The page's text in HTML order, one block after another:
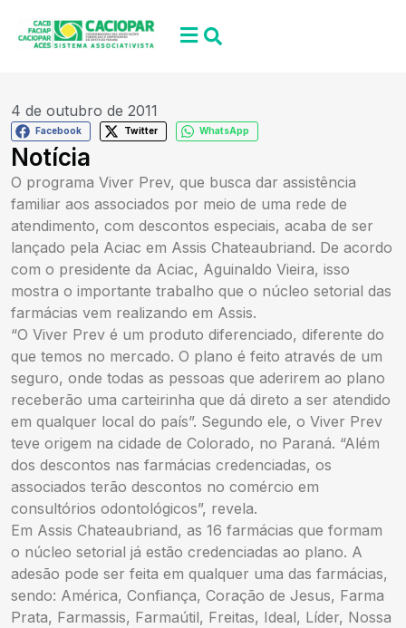
4 de outubro de 2011
Facebook Twitter WhatsApp
Notícia
O programa Viver Prev, que busca dar assistência
familiar aos associados por meio de uma rede de
atendimento, com descontos especiais, acaba de ser
lançado pela Aciac em Assis Chateaubriand. De acordo
com o presidente da Aciac, Aguinaldo Vieira, isso
mostra o importante trabalho que o núcleo setorial das
farmácias vem realizando em Assis.
“O Viver Prev é um produto diferenciado, diferente do
que temos no mercado. O plano é feito através de um
seguro, onde todas as pessoas que aderirem ao plano
receberão uma carteirinha que dá direto a ser atendido
em qualquer local do país”. Segundo ele, o Viver Prev
teve origem na cidade de Colorado, no Paraná. “Além
dos descontos nas farmácias credenciadas, os
associados terão descontos no comércio em
consultórios odontológicos”, revela.
Em Assis Chateaubriand, as 16 farmácias que formam
o núcleo setorial já estão credenciadas ao plano. A
adesão pode ser feita em qualquer uma das farmácias,
sendo: América, Confiança, Coração de Jesus, Farma
Prata, Farmassis, Farmaútil, Freitas, Ideal, Líder, Nossa